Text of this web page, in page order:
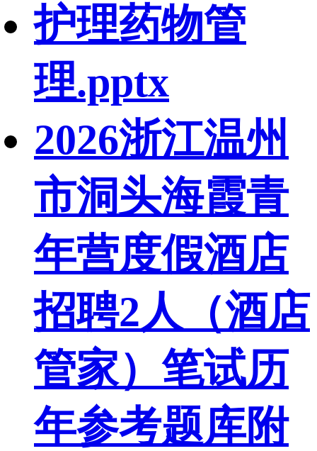
护理药物管
理.pptx
2026浙江温州
市洞头海霞青
年营度假酒店
招聘2人（酒店
管家）笔试历
年参考题库附